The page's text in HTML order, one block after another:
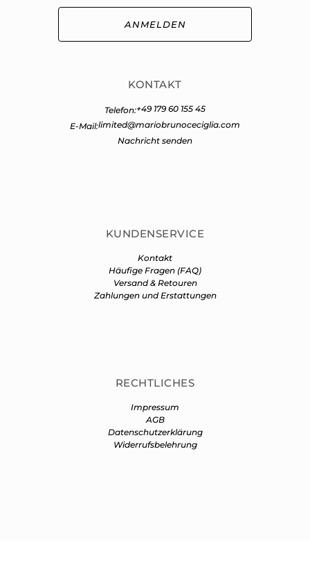
ANMELDEN
KONTAKT
Telefon:+49 179 60 155 45
E-Mail:limited@mariobrunoceciglia.com
Nachricht senden
KUNDENSERVICE
Kontakt
Häufige Fragen (FAQ)
Versand & Retouren
Zahlungen und Erstattungen
RECHTLICHES
Impressum
AGB
Datenschutzerklärung
Widerrufsbelehrung